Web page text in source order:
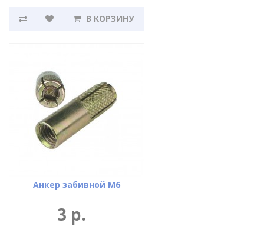
В КОРЗИНУ
Анкер забивной М6
3 р.